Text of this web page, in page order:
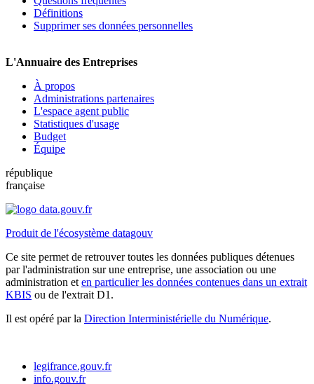
Définitions
Supprimer ses données personnelles
L'Annuaire des Entreprises
À propos
Administrations partenaires
L'espace agent public
Statistiques d'usage
Budget
Équipe
république
française
Produit de l'écosystème datagouv
Ce site permet de retrouver toutes les données publiques détenues
par l'administration sur une entreprise, une association ou une
administration et en particulier les données contenues dans un extrait
KBIS ou de l'extrait D1.
Il est opéré par la Direction Interministérielle du Numérique.
legifrance.gouv.fr
info.gouv.fr